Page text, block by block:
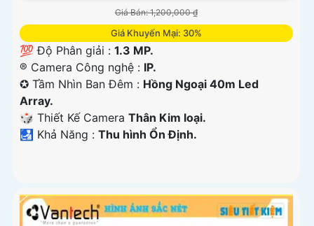
Giá Bán: 1,200,000 ₫
Giá Khuyến Mại: 30%
💯 Độ Phân giải : 1.3 MP.
®️ Camera Công nghệ : IP.
✪ Tầm Nhìn Ban Đêm : Hồng Ngoại 40m Led
Array.
🎲 Thiết Kế Camera Thân Kim loại.
️🛃 Khả Năng : Thu hình Ổn Định.